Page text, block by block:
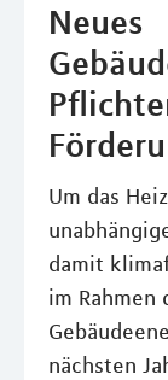
Neues
Um das
damit
im Rahmen
nächsten